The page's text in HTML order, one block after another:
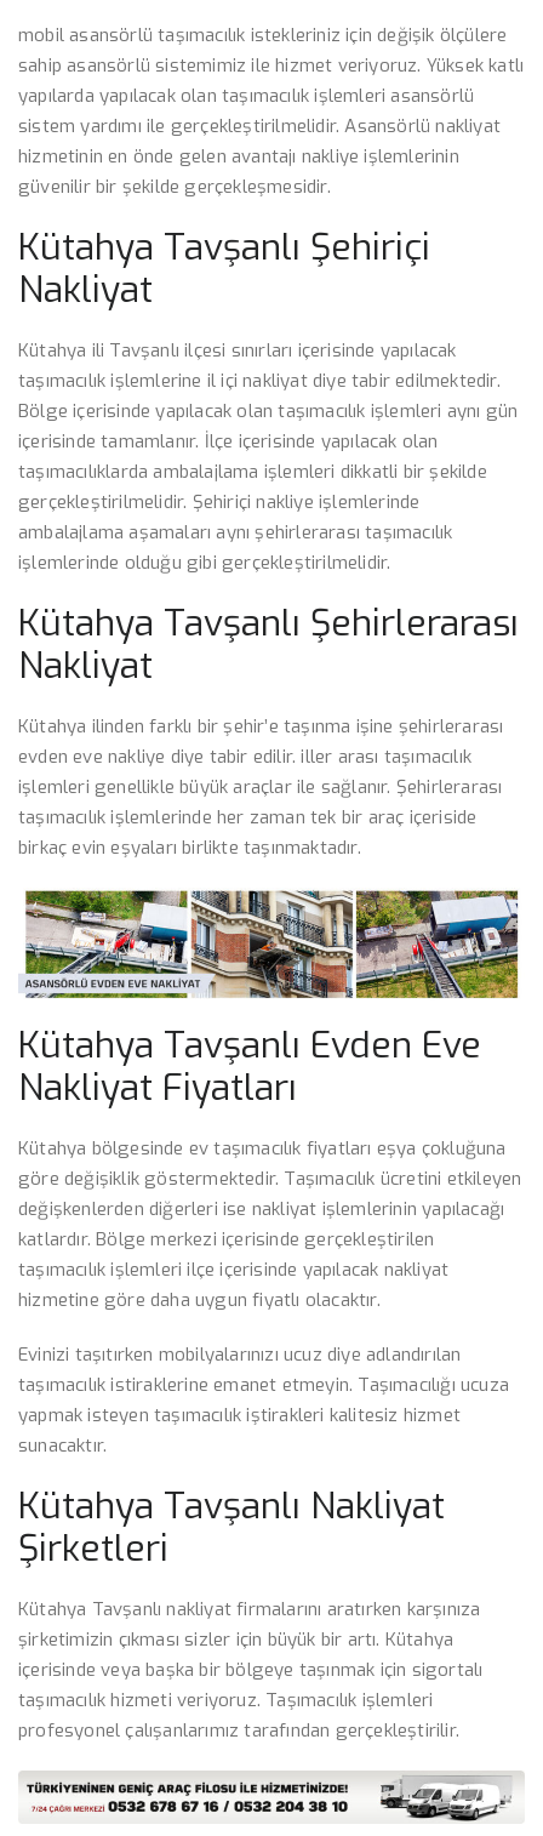
mobil asansörlü taşımacılık istekleriniz için değişik ölçülere
sahip asansörlü sistemimiz ile hizmet veriyoruz. Yüksek katlı
yapılarda yapılacak olan taşımacılık işlemleri asansörlü
sistem yardımı ile gerçekleştirilmelidir. Asansörlü nakliyat
hizmetinin en önde gelen avantajı nakliye işlemlerinin
güvenilir bir şekilde gerçekleşmesidir.
Kütahya Tavşanlı Şehiriçi
Nakliyat
Kütahya ili Tavşanlı ilçesi sınırları içerisinde yapılacak
taşımacılık işlemlerine il içi nakliyat diye tabir edilmektedir.
Bölge içerisinde yapılacak olan taşımacılık işlemleri aynı gün
içerisinde tamamlanır. İlçe içerisinde yapılacak olan
taşımacılıklarda ambalajlama işlemleri dikkatli bir şekilde
gerçekleştirilmelidir. Şehiriçi nakliye işlemlerinde
ambalajlama aşamaları aynı şehirlerarası taşımacılık
işlemlerinde olduğu gibi gerçekleştirilmelidir.
Kütahya Tavşanlı Şehirlerarası
Nakliyat
Kütahya ilinden farklı bir şehir’e taşınma işine şehirlerarası
evden eve nakliye diye tabir edilir. iller arası taşımacılık
işlemleri genellikle büyük araçlar ile sağlanır. Şehirlerarası
taşımacılık işlemlerinde her zaman tek bir araç içeriside
birkaç evin eşyaları birlikte taşınmaktadır.
Kütahya Tavşanlı Evden Eve
Nakliyat Fiyatları
Kütahya bölgesinde ev taşımacılık fiyatları eşya çokluğuna
göre değişiklik göstermektedir. Taşımacılık ücretini etkileyen
değişkenlerden diğerleri ise nakliyat işlemlerinin yapılacağı
katlardır. Bölge merkezi içerisinde gerçekleştirilen
taşımacılık işlemleri ilçe içerisinde yapılacak nakliyat
hizmetine göre daha uygun fiyatlı olacaktır.
Evinizi taşıtırken mobilyalarınızı ucuz diye adlandırılan
taşımacılık istiraklerine emanet etmeyin. Taşımacılığı ucuza
yapmak isteyen taşımacılık iştirakleri kalitesiz hizmet
sunacaktır.
Kütahya Tavşanlı Nakliyat
Şirketleri
Kütahya Tavşanlı nakliyat firmalarını aratırken karşınıza
şirketimizin çıkması sizler için büyük bir artı. Kütahya
içerisinde veya başka bir bölgeye taşınmak için sigortalı
taşımacılık hizmeti veriyoruz. Taşımacılık işlemleri
profesyonel çalışanlarımız tarafından gerçekleştirilir.